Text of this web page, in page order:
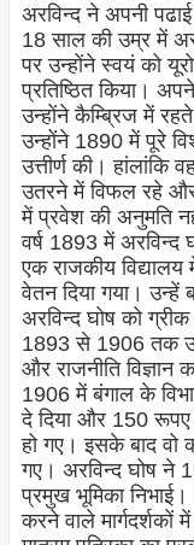
अरविन्द ने अपनी
18 साल की उम्र में
पर उन्होंने स्वयं को
प्रतिष्ठित किया।
उन्होंने कैम्ब्रिज में
उन्होंने 1890 में पूरे
उत्तीर्ण की।
उतरने में विफल रहे और
में प्रवेश की अनुमति
वर्ष 1893 में
एक राजकीय
वेतन दिया गया। उन्हें
अरविन्द घोष को
1893 से 1906 तक
और राजनीति
1906 में बंगाल के
दे दिया और 150
हो गए। इसके बाद वो
गए। अरविन्द घोष ने
प्रमुख भूमिका निभाई।
करने वाले